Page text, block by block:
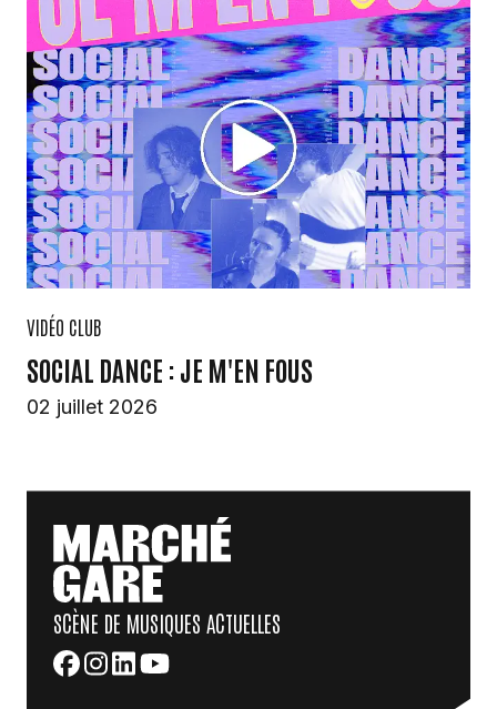
VIDÉO CLUB
SOCIAL DANCE : JE M'EN FOUS
02 juillet 2026
SCÈNE DE MUSIQUES ACTUELLES